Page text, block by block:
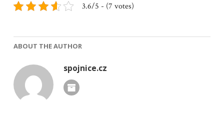
3.6/5 - (7 votes)
ABOUT THE AUTHOR
spojnice.cz